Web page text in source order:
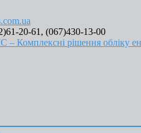
20-61, (067)430-13-00